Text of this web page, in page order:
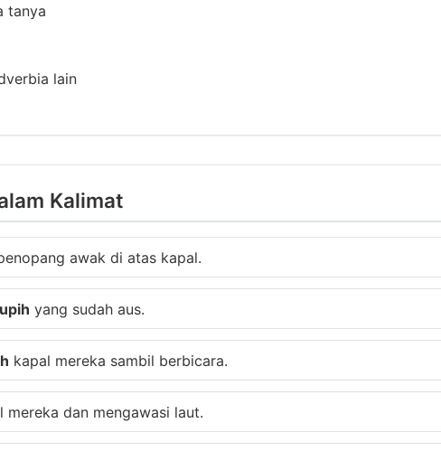
tanya
lain
Kalimat
awak di atas kapal.
yang sudah aus.
kapal mereka sambil berbicara.
mereka dan mengawasi laut.